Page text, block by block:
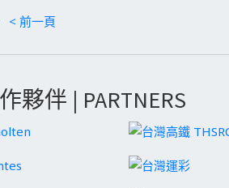
< 前一頁
夥伴 | PARTNERS